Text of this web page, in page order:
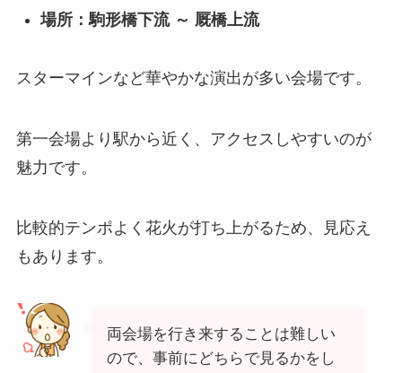
場所：駒形橋下流 ～ 厩橋上流
スターマインなど華やかな演出が多い会場です。
第一会場より駅から近く、アクセスしやすいのが
魅力です。
比較的テンポよく花火が打ち上がるため、見応え
もあります。
両会場を行き来することは難しい
ので、事前にどちらで見るかをし